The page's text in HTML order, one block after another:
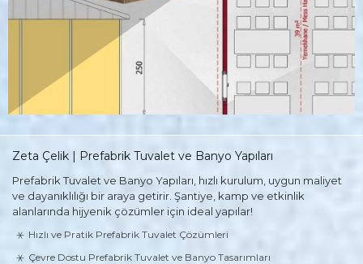
Zeta Çelik | Prefabrik Tuvalet ve Banyo Yapıları
Prefabrik Tuvalet ve Banyo Yapıları, hızlı kurulum, uygun maliyet
ve dayanıklılığı bir araya getirir. Şantiye, kamp ve etkinlik
alanlarında hijyenik çözümler için ideal yapılar!
Hızlı ve Pratik Prefabrik Tuvalet Çözümleri
Çevre Dostu Prefabrik Tuvalet ve Banyo Tasarımları